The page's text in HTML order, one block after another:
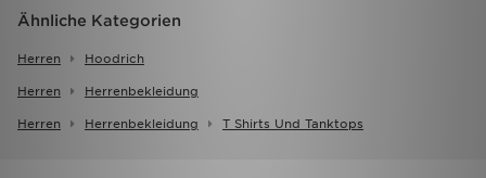
Ähnliche Kategorien
Herren Hoodrich
Herren Herrenbekleidung
Herren Herrenbekleidung T Shirts Und Tanktops